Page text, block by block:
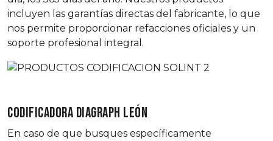
incluyen las garantías directas del fabricante, lo que
nos permite proporcionar refacciones oficiales y un
soporte profesional integral.
CODIFICADORA DIAGRAPH LEÓN
En caso de que busques específicamente